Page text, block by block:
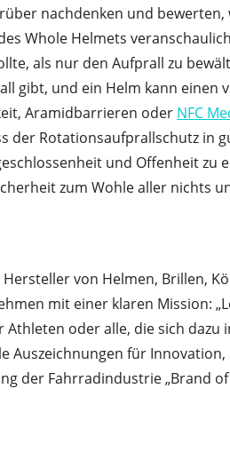
nachdenken und
Whole Helmets
als nur den Aufprall zu
gibt, und ein Helm kann einen
Aramidbarrieren oder NFC
der Rotationsaufprallschutz in
und Offenheit zu
zum Wohle aller nichts
von Helmen, Brillen,
mit einer klaren Mission:
Athleten oder alle, die sich
Auszeichnungen für
der Fahrradindustrie „Brand of